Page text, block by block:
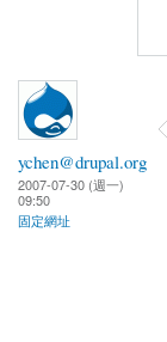
ychen@drupal.org
2007-07-30 (週一)
09:50
固定網址